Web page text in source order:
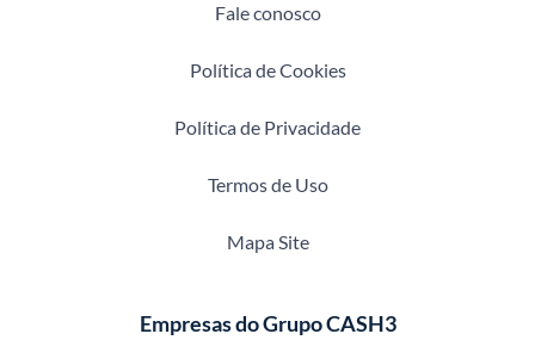
Fale conosco
Política de Cookies
Política de Privacidade
Termos de Uso
Mapa Site
Empresas do Grupo CASH3